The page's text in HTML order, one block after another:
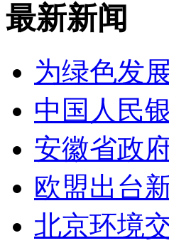
最新新闻
为绿色发
中国人民
安徽省政
欧盟出台
北京环境